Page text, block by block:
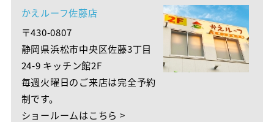
かえルーフ佐藤店
〒430-0807
静岡県浜松市中央区佐藤3丁目
24-9 キッチン館2F
毎週火曜日のご来店は完全予約
制です。
ショールームはこちら >